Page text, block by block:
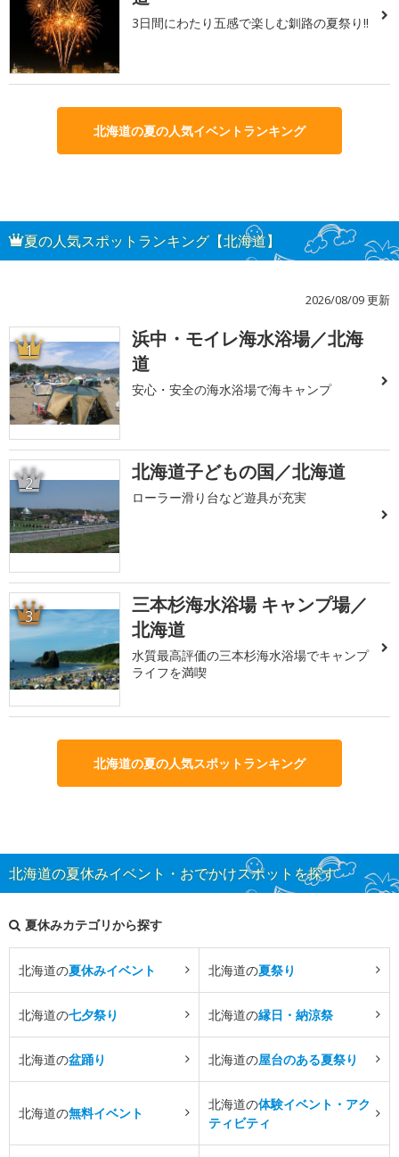
3日間にわたり五感で楽しむ釧路の夏祭り!!
北海道の夏の人気イベントランキング
夏の人気スポットランキング【北海道】
2026/08/09 更新
1
浜中・モイレ海水浴場／北海
道
安心・安全の海水浴場で海キャンプ
2 北海道子どもの国／北海道
ローラー滑り台など遊具が充実
3
三本杉海水浴場 キャンプ場／
北海道
水質最高評価の三本杉海水浴場でキャンプ
ライフを満喫
北海道の夏の人気スポットランキング
北海道の夏休みイベント・おでかけスポットを探す
夏休みカテゴリから探す
北海道の夏休みイベント 北海道の夏祭り
北海道の七夕祭り 北海道の縁日・納涼祭
北海道の盆踊り 北海道の屋台のある夏祭り
北海道の無料イベント
北海道の体験イベント・アク
ティビティ